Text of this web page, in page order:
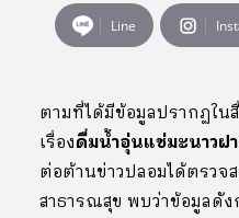
Line
ตามที่ได้มีข้อมูลปรากฏใน
เรื่องดื่มน้ำอุ่นแช่มะนาวฝา
ต่อต้านข่าวปลอมได้ตรวจ
สาธารณสุข พบว่าข้อมูลดัง